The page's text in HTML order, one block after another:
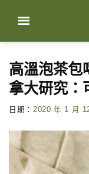
content
高溫泡茶
拿大研究：
日期： 2020 年 1 月